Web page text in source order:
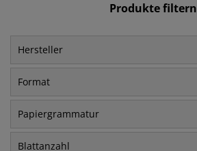
Produkte filtern
Hersteller
Format
Papiergrammatur
Blattanzahl